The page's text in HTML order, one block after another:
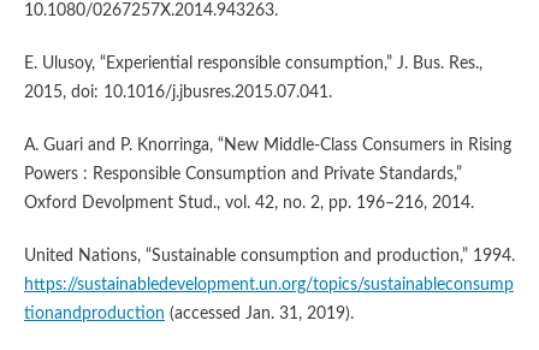
10.1080/0267257X.2014.943263.
E. Ulusoy, “Experiential responsible consumption,” J. Bus. Res.,
2015, doi: 10.1016/j.jbusres.2015.07.041.
A. Guari and P. Knorringa, “New Middle-Class Consumers in Rising
Powers : Responsible Consumption and Private Standards,”
Oxford Devolpment Stud., vol. 42, no. 2, pp. 196–216, 2014.
United Nations, “Sustainable consumption and production,” 1994.
https://sustainabledevelopment.un.org/topics/sustainableconsump
tionandproduction (accessed Jan. 31, 2019).